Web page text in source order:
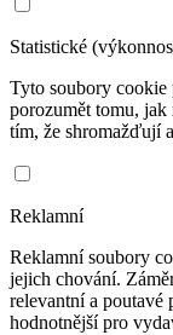
Statistické
Tyto soubory cookie
porozumět tomu,
tím, že shromažďují
Reklamní
Reklamní soubory
jejich chování.
relevantní a poutavé
hodnotnější pro